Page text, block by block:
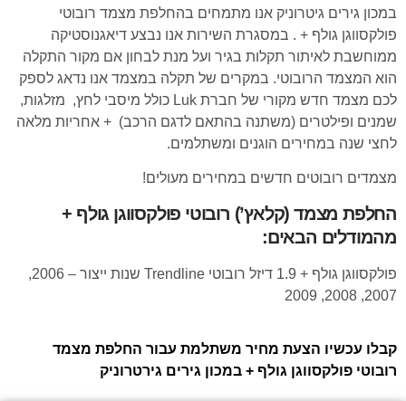
במכון גירים גיטרוניק אנו מתמחים בהחלפת מצמד רובוטי
פולקסווגן גולף + . במסגרת השירות אנו נבצע דיאגנוסטיקה
ממוחשבת לאיתור תקלות בגיר ועל מנת לבחון אם מקור התקלה
הוא המצמד הרובוטי. במקרים של תקלה במצמד אנו נדאג לספק
לכם מצמד חדש מקורי של חברת Luk כולל מיסבי לחץ, מזלגות,
שמנים ופילטרים (משתנה בהתאם לדגם הרכב) + אחריות מלאה
לחצי שנה במחירים הוגנים ומשתלמים.
מצמדים רובוטים חדשים במחירים מעולים!
החלפת מצמד (קלאץ’) רובוטי פולקסווגן גולף +
מהמודלים הבאים:
פולקסווגן גולף + 1.9 דיזל רובוטי Trendline שנות ייצור – 2006,
2007, 2008, 2009
קבלו עכשיו הצעת מחיר משתלמת עבור החלפת מצמד
רובוטי פולקסווגן גולף + במכון גירים גירטרוניק